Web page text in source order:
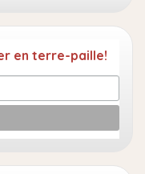
en terre-paille!